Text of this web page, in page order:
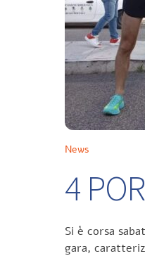
News
4
Si è corsa
gara,